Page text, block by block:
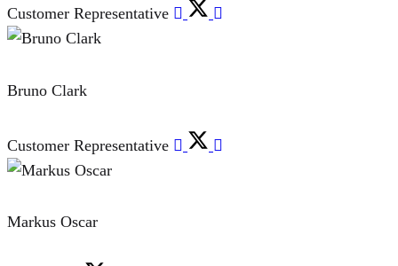
Customer Representative
Bruno Clark
Customer Representative
Markus Oscar